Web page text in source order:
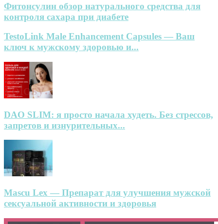
Фитонсулин обзор натурального средства для
контроля сахара при диабете
TestoLink Male Enhancement Capsules — Ваш
ключ к мужскому здоровью и...
DAO SLIM: я просто начала худеть. Без стрессов,
запретов и изнурительных...
Mascu Lex — Препарат для улучшения мужской
сексуальной активности и здоровья